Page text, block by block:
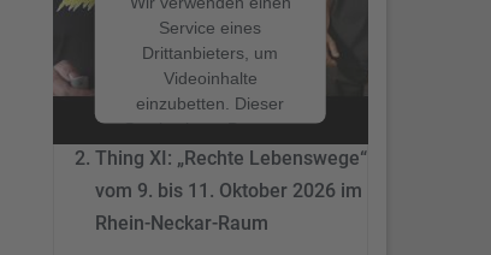
Service eines
Drittanbieters, um
Videoinhalte
einzubetten. Dieser
Service kann Daten zu
Ihren Aktivitäten
sammeln. Bitte lesen
Sie die Details durch
und stimmen Sie der
Nach dem Mord von Trier:
Patrioten werden aktiv
Thing XI: „Rechte Lebenswege“
vom 9. bis 11. Oktober 2026 im
Rhein-Neckar-Raum